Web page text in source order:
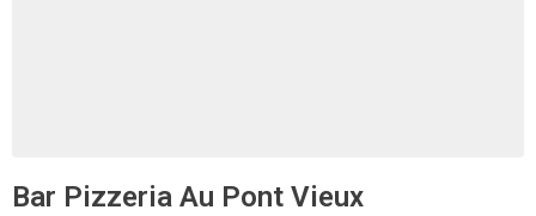
Bar Pizzeria Au Pont Vieux